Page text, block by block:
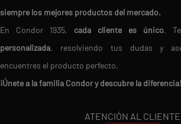
siempre los mejores productos del mercado.
En Condor 1935, cada cliente es único.
personalizada, resolviendo tus dudas y
encuentres el producto perfecto.
¡Únete a la familia Condor y descubre la diferencia!
ATENCIÓN AL CLIENTE